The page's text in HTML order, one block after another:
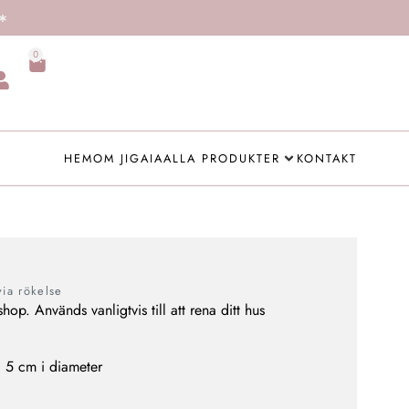
0
HEMOM JIGAIAALLA PRODUKTER KONTAKT
rökelse
Används vanligtvis till att rena ditt hus
cm i diameter